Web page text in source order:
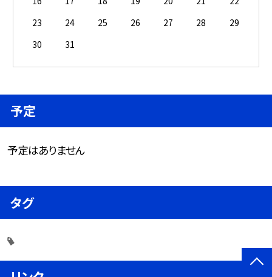
23
24 25 26 27 28
29
30
31
予定
予定はありません
タグ